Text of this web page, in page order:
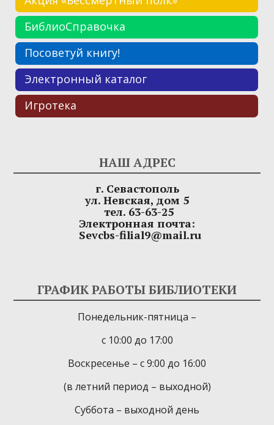
БиблиоСправочка
Посоветуй книгу!
Электронный каталог
Игротека
НАШ АДРЕС
г. Севастополь
ул. Невская, дом 5
тел. 63-63-25
Электронная почта:
Sevcbs-filial9@mail.ru
ГРАФИК РАБОТЫ БИБЛИОТЕКИ
Понедельник-пятница –
с 10:00 до 17:00
Воскресенье – с 9:00 до 16:00
(в летний период – выходной)
Суббота – выходной день